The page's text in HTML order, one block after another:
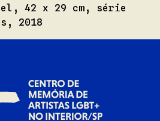
42 x 29 cm, série
2018